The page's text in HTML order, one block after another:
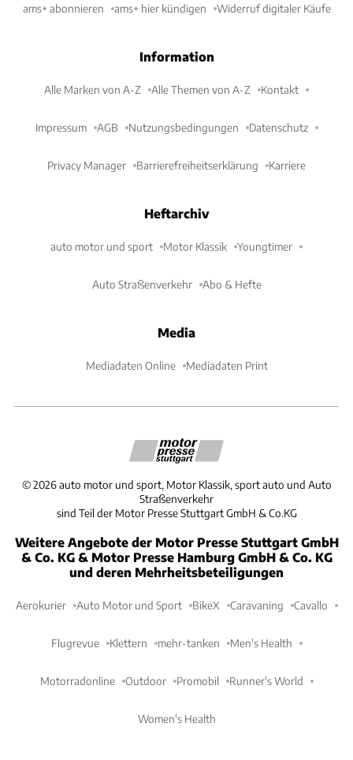
ams+ abonnieren ams+ hier kündigen Widerruf digitaler Käufe
Information
Alle Marken von A-Z Alle Themen von A-Z Kontakt
Impressum AGB Nutzungsbedingungen Datenschutz
Privacy Manager Barrierefreiheitserklärung Karriere
Heftarchiv
auto motor und sport Motor Klassik Youngtimer
Auto Straßenverkehr Abo & Hefte
Media
Mediadaten Online Mediadaten Print
©2026 auto motor und sport, Motor Klassik, sport auto und Auto
Straßenverkehr
sind Teil der Motor Presse Stuttgart GmbH & Co.KG
Weitere Angebote der Motor Presse Stuttgart GmbH
& Co. KG & Motor Presse Hamburg GmbH & Co. KG
und deren Mehrheitsbeteiligungen
Aerokurier Auto Motor und Sport BikeX Caravaning Cavallo
Flugrevue Klettern mehr-tanken Men's Health
Motorradonline Outdoor Promobil Runner's World
Women's Health